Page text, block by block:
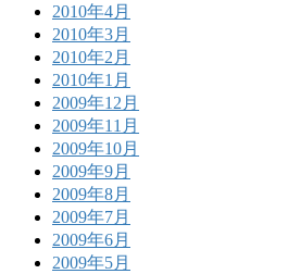
2010年4月
2010年3月
2010年2月
2010年1月
2009年12月
2009年11月
2009年10月
2009年9月
2009年8月
2009年7月
2009年6月
2009年5月